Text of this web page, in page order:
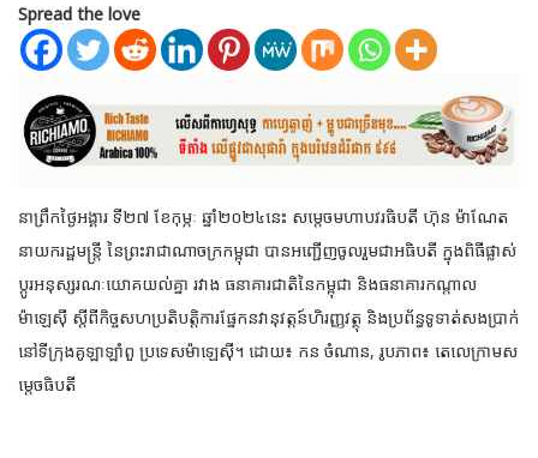
Spread the love
នាព្រឹកថ្ងៃអង្គារ ទី២៧ ខែកុម្ភៈ ឆ្នាំ២០២៤នេះ សម្តេចមហាបវរធិបតី ហ៊ុន ម៉ាណែត
នាយករដ្ឋមន្រ្តី នៃព្រះរាជាណាចក្រកម្ពុជា បានអញ្ជើញចូលរួមជាអធិបតី ក្នុងពិធីផ្លាស់
ប្តូរអនុស្សរណៈយោគយល់គ្នា រវាង ធនាគារជាតិនៃកម្ពុជា និងធនាគារកណ្តាល
ម៉ាឡេស៊ី ស្តីពីកិច្ចសហប្រតិបត្តិការផ្នែកនវានុវត្តន៍ហិរញ្ញវត្ថុ និងប្រព័ន្ធទូទាត់សងប្រាក់
នៅទីក្រុងគូឡាឡាំពួ ប្រទេសម៉ាឡេស៊ី។ ដោយ៖ កន ចំណាន, រូបភាព៖ តេលេក្រាមស
ម្តេចធិបតី